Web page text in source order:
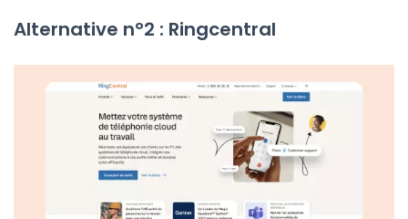
Alternative n°2 : Ringcentral